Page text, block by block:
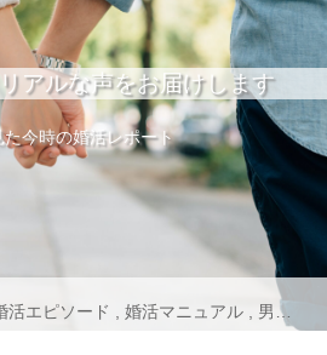
アルな声をお届けします
た今時の婚活レポート
活エピソード ,婚活マニュアル 男のトリセツ